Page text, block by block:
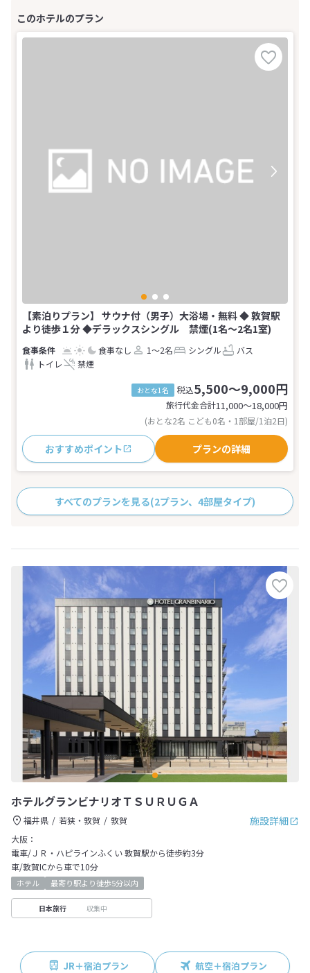
【素泊りプラン】 サウナ付（男子）大浴場・無料 ◆ 敦賀駅
より徒歩１分 ◆デラックスシングル 禁煙(1名～2名1室)
食事なし 1～2名 シングル
バス
トイレ
禁煙
おとな1名 税込5,500～9,000円
旅行代金合計11,000〜18,000円
(おとな2名 こども0名・1部屋/1泊2日)
おすすめポイント プランの詳細
すべてのプランを見る(2プラン、4部屋タイプ)
ホテルグランビナリオＴＳＵＲＵＧＡ
施設詳細
福井県 若狭・敦賀
敦賀
大阪：
電車/ＪＲ・ハピラインふくい 敦賀駅から徒歩約3分
車/敦賀ICから車で10分
ホテル 最寄り駅より徒歩5分以内
日本旅行 収集中
JR＋宿泊プラン 航空＋宿泊プラン